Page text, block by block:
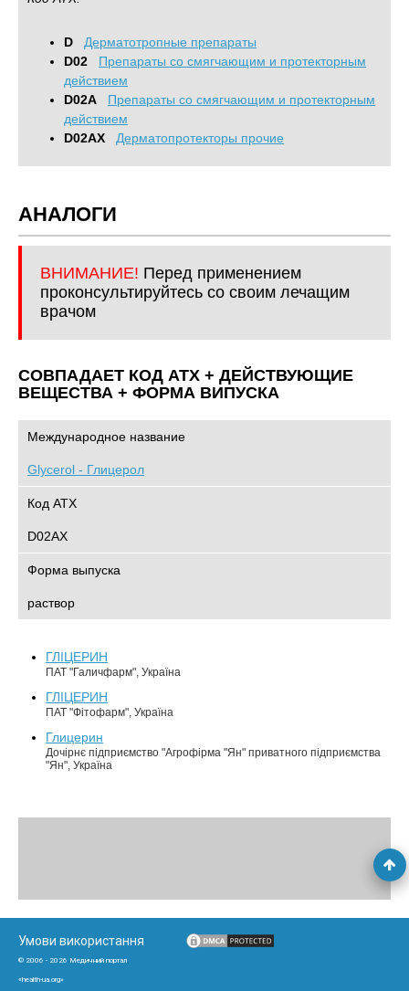
D
Дерматотропные препараты
D02
Препараты со смягчающим и протекторным
действием
D02A
Препараты со смягчающим и протекторным
действием
D02AX
Дерматопротекторы прочие
АНАЛОГИ
ВНИМАНИЕ! Перед применением
проконсультируйтесь со своим лечащим
врачом
СОВПАДАЕТ КОД ATХ + ДЕЙСТВУЮЩИЕ
ВЕЩЕСТВА + ФОРМА ВИПУСКА
Международное название
Glycerol - Глицерол
Код АТХ
D02AX
Форма выпуска
раствор
ГЛІЦЕРИН
ПАТ "Галичфарм", Україна
ГЛІЦЕРИН
ПАТ "Фітофарм", Україна
Глицерин
Дочірнє підприємство "Агрофірма "Ян" приватного підприємства
"Ян", Україна
Умови використання
© 2006 - 2026 Медичний портал
«health-ua.org»